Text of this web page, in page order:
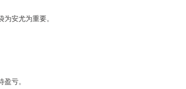
安尤为重要。
亏。